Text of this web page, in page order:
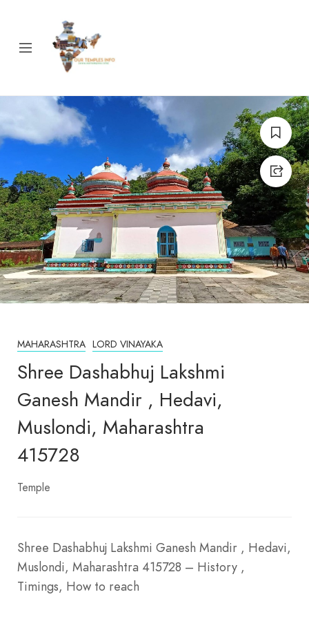
MAHARASHTRA LORD VINAYAKA
Shree Dashabhuj Lakshmi
Ganesh Mandir , Hedavi,
Muslondi, Maharashtra
415728
Temple
Shree Dashabhuj Lakshmi Ganesh Mandir , Hedavi,
Muslondi, Maharashtra 415728 – History ,
Timings, How to reach